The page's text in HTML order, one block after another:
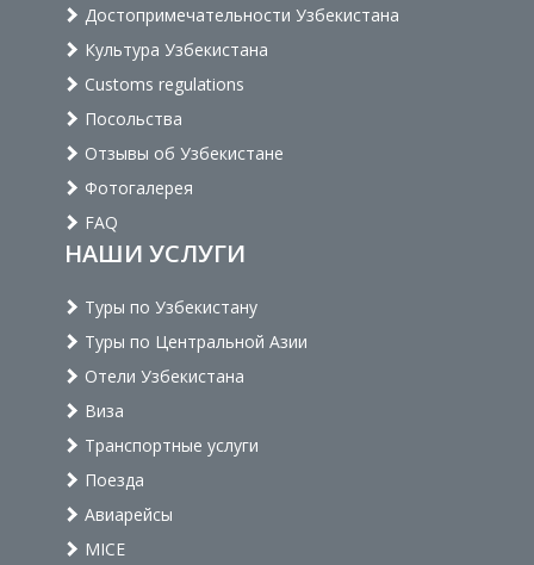
Достопримечательности Узбекистана
Культура Узбекистана
Customs regulations
Посольства
Отзывы об Узбекистане
Фотогалерея
FAQ
НАШИ УСЛУГИ
Туры по Узбекистану
Туры по Центральной Азии
Отели Узбекистана
Виза
Транспортные услуги
Поезда
Авиарейсы
MICE